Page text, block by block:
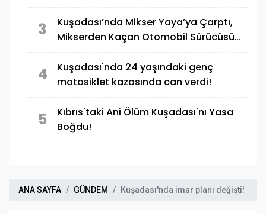
3
Kuşadası’nda Mikser Yaya’ya Çarptı,
Mikserden Kaçan Otomobil Sürücüsü
4
Kuşadası'nda 24 yaşındaki genç
motosiklet kazasında can verdi!
5
Kıbrıs'taki Ani Ölüm Kuşadası'nı Yasa
Boğdu!
ANA SAYFA GÜNDEM Kuşadası'nda imar planı değişti!